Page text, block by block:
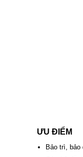
ƯU ĐIỂM
Bảo trì, bảo